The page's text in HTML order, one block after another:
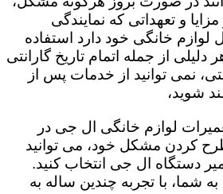
و تعهداتی که نمایندگی
خانگی خود دارد استفاده
دلیلی از جمله اتمام تاریخ گارانتی
نمی توانید از خدمات پس از
شوید،
لوازم خانگی ال جی در
کردن مشکل خود، می توانید
دستگاه ال جی انتخاب کنید.
شما، با تجربه چندین ساله به